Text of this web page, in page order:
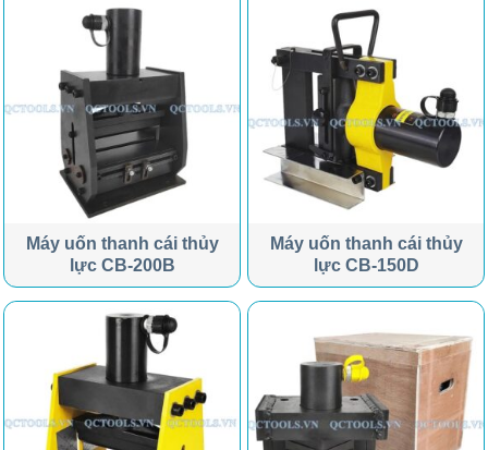
Máy uốn thanh cái thủy
lực CB-200B
Máy uốn thanh cái thủy
lực CB-150D